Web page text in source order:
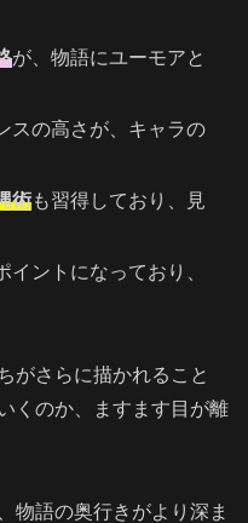
が、物語にユーモアと
スの高さが、キャラの
術も習得しており、見
イントになっており、
がさらに描かれること
くのか、ますます目が離
物語の奥行きがより深ま